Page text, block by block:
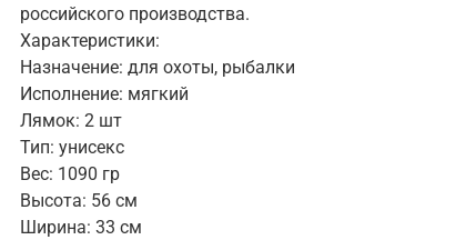
российского производства.
Характеристики:
Назначение: для охоты, рыбалки
Исполнение: мягкий
Лямок: 2 шт
Тип: унисекс
Вес: 1090 гр
Высота: 56 см
Ширина: 33 см